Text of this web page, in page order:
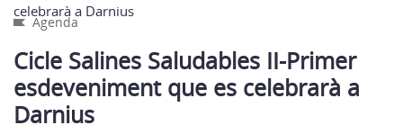
celebrarà a Darnius
Agenda
Cicle Salines Saludables II-Primer
esdeveniment que es celebrarà a
Darnius